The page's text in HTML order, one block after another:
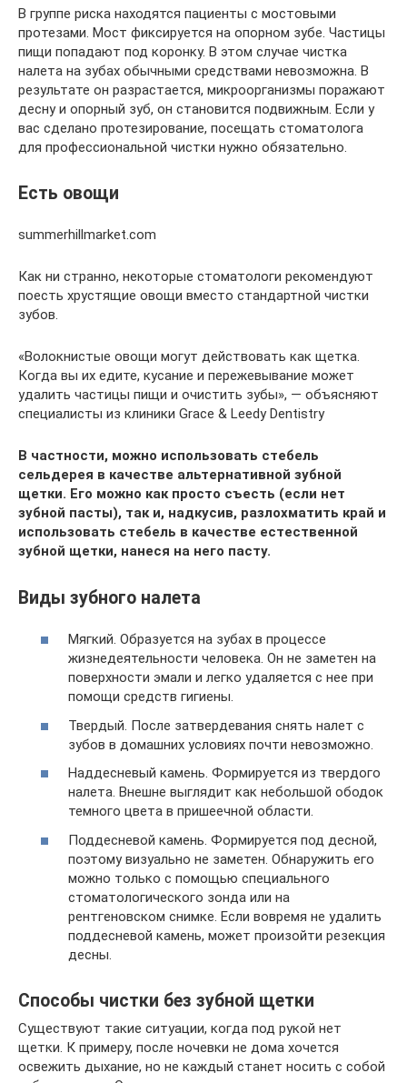
В группе риска находятся пациенты с мостовыми
протезами. Мост фиксируется на опорном зубе. Частицы
пищи попадают под коронку. В этом случае чистка
налета на зубах обычными средствами невозможна. В
результате он разрастается, микроорганизмы поражают
десну и опорный зуб, он становится подвижным. Если у
вас сделано протезирование, посещать стоматолога
для профессиональной чистки нужно обязательно.
Есть овощи
summerhillmarket.com
Как ни странно, некоторые стоматологи рекомендуют
поесть хрустящие овощи вместо стандартной чистки
зубов.
«Волокнистые овощи могут действовать как щетка.
Когда вы их едите, кусание и пережевывание может
удалить частицы пищи и очистить зубы», — объясняют
специалисты из клиники Grace & Leedy Dentistry
В частности, можно использовать стебель
сельдерея в качестве альтернативной зубной
щетки. Его можно как просто съесть (если нет
зубной пасты), так и, надкусив, разлохматить край и
использовать стебель в качестве естественной
зубной щетки, нанеся на него пасту.
Виды зубного налета
Мягкий. Образуется на зубах в процессе
жизнедеятельности человека. Он не заметен на
поверхности эмали и легко удаляется с нее при
помощи средств гигиены.
Твердый. После затвердевания снять налет с
зубов в домашних условиях почти невозможно.
Наддесневый камень. Формируется из твердого
налета. Внешне выглядит как небольшой ободок
темного цвета в пришеечной области.
Поддесневой камень. Формируется под десной,
поэтому визуально не заметен. Обнаружить его
можно только с помощью специального
стоматологического зонда или на
рентгеновском снимке. Если вовремя не удалить
поддесневой камень, может произойти резекция
десны.
Способы чистки без зубной щетки
Существуют такие ситуации, когда под рукой нет
щетки. К примеру, после ночевки не дома хочется
освежить дыхание, но не каждый станет носить с собой